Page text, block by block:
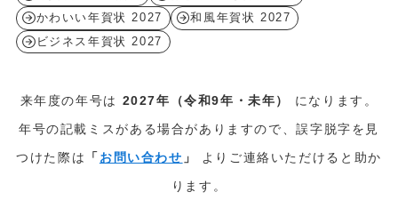
かわいい年賀状 2027
和風年賀状 2027
ビジネス年賀状 2027
来年度の年号は 2027年（令和9年・未年）
になります。
年号の記載ミスがある場合がありますので、誤字脱字を見
つけた際は
「 お問い合わせ 」
よりご連絡いただけると助か
ります。